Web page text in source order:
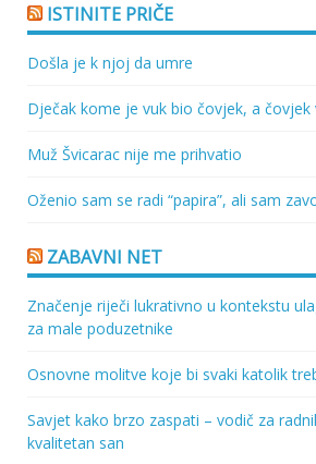
ISTINITE PRIČE
Došla je k njoj da umre
Dječak kome je vuk bio čovjek, a čovjek
Muž Švicarac nije me prihvatio
Oženio sam se radi “papira”, ali sam
ZABAVNI NET
Značenje riječi lukrativno u kontekstu
za male poduzetnike
Osnovne molitve koje bi svaki katolik
Savjet kako brzo zaspati – vodič za
kvalitetan san